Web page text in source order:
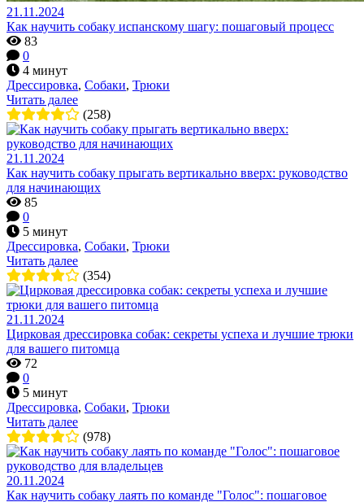
21.11.2024
Как научить собаку испанскому шагу: пошаговый процесс
83
0
4 минут
Дрессировка, Собаки, Трюки
Читать далее
(258)
21.11.2024
Как научить собаку прыгать вертикально вверх: руководство
для начинающих
85
0
5 минут
Дрессировка, Собаки, Трюки
Читать далее
(354)
21.11.2024
Цирковая дрессировка собак: секреты успеха и лучшие трюки
для вашего питомца
72
0
5 минут
Дрессировка, Собаки, Трюки
Читать далее
(978)
20.11.2024
Как научить собаку лаять по команде "Голос": пошаговое